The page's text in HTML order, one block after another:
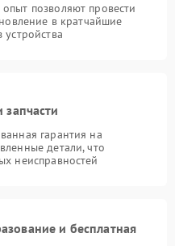
позволяют провести
в кратчайшие
запчасти
гарантия на
детали, что
неисправностей
и бесплатная